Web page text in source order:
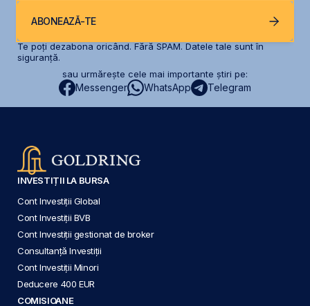
ABONEAZĂ-TE
Te poți dezabona oricând. Fără SPAM. Datele tale sunt în
siguranță.
sau urmărește cele mai importante știri pe:
Messenger WhatsApp Telegram
INVESTIȚII LA BURSA
Cont Investiții Global
Cont Investiții BVB
Cont Investiții gestionat de broker
Consultanță Investiții
Cont Investiții Minori
Deducere 400 EUR
COMISIOANE